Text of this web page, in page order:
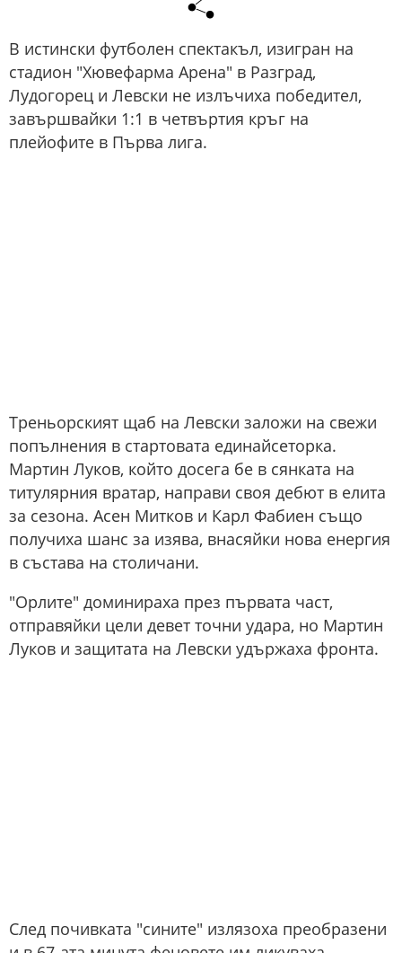
В истински футболен спектакъл, изигран на
стадион "Хювефарма Арена" в Разград,
Лудогорец и Левски не излъчиха победител,
завършвайки 1:1 в четвъртия кръг на
плейофите в Първа лига.
Треньорският щаб на Левски заложи на свежи
попълнения в стартовата единайсеторка.
Мартин Луков, който досега бе в сянката на
титулярния вратар, направи своя дебют в елита
за сезона. Асен Митков и Карл Фабиен също
получиха шанс за изява, внасяйки нова енергия
в състава на столичани.
"Орлите" доминираха през първата част,
отправяйки цели девет точни удара, но Мартин
Луков и защитата на Левски удържаха фронта.
След почивката "сините" излязоха преобразени